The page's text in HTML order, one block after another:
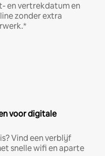
en vertrekdatum en
zonder extra
voor digitale
Vind een verblijf
snelle wifi en aparte